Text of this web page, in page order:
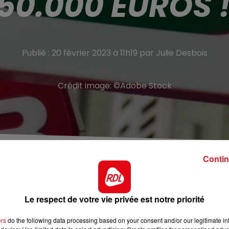
Publié : 20 février 2023 à 11h19 par Julie Desbois
Crédit image:©Adobe Stock
Pas-de-Calais Actu
un habitant du Pas-de-Calais a
euros au Quinté+
ce mercredi 15 février. Le
près de Lille.
Le respect de votre vie privée est notre priorité
do the following data processing based on your consent and/or our legitimate